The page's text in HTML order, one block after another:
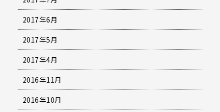
2017年6月
2017年5月
2017年4月
2016年11月
2016年10月